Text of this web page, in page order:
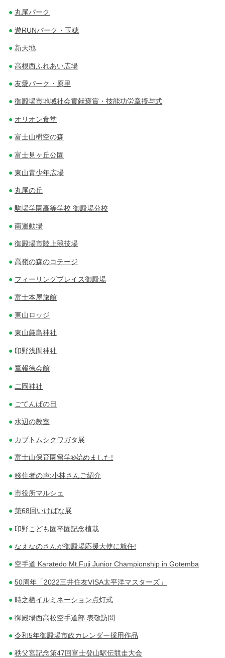
丸尾パーク
遊RUNパーク・玉穂
新天地
高根西ふれあい広場
友愛パーク・原里
御殿場市地域社会貢献褒賞・技能功労章授与式
オリオン食堂
富士山樹空の森
富士見ヶ丘公園
東山青少年広場
丸尾の丘
駒場学園高等学校 御殿場分校
南運動場
御殿場市陸上競技場
高嶺の森のコテージ
フィーリングプレイス御殿場
富士本屋旅館
東山ロッジ
東山厳島神社
印野浅間神社
竃報徳会館
二岡神社
ごてんばの日
水辺の教室
カブトムシクワガタ展
富士山保育園留学®始めました!
移住者の声:小林さんご紹介
市役所マルシェ
第68回いけばな展
印野こども園卒園記念植栽
なえなのさんが御殿場応援大使に就任!
空手道 Karatedo Mt.Fuji Junior Championship in Gotemba
50周年「2022三井住友VISA太平洋マスターズ」
時之栖イルミネーション点灯式
御殿場西高校空手道部 表敬訪問
令和5年御殿場市政カレンダー採用作品
秩父宮記念第47回富士登山駅伝競走大会